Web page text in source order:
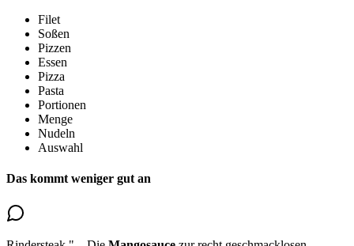
Filet
Soßen
Pizzen
Essen
Pizza
Pasta
Portionen
Menge
Nudeln
Auswahl
Das kommt weniger gut an